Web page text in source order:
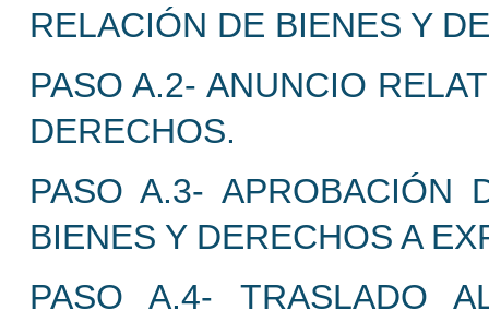
RELACIÓN DE BIENES Y
PASO A.2- ANUNCIO
DERECHOS.
PASO A.3- APROBACIÓN
BIENES Y DERECHOS A
PASO A.4- TRASLADO